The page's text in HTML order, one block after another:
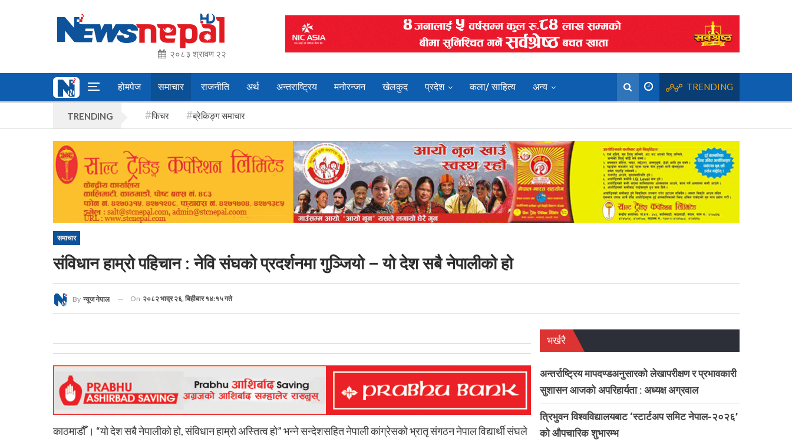
२०८३ श्रावण २२
होमपेज समाचार राजनीति अर्थ अन्तराष्ट्रिय मनोरन्जन खेलकुद प्रदेश कला/ साहित्य अन्य TRENDING
TRENDING फिचर ब्रेकिङ्ग समाचार
समाचार
संविधान हाम्रो पहिचान : नेवि संघको प्रदर्शनमा गुञ्जियो – यो देश सबै नेपालीको हो
By न्यूज नेपाल On २०८२ भाद्र २६, बिहीबार १४:१५ गते
काठमाडौँ । “यो देश सबै नेपालीको हो, संविधान हाम्रो अस्तित्व हो” भन्ने सन्देशसहित नेपाली कांग्रेसको भ्रातृ संगठन नेपाल विद्यार्थी संघले
भर्खरै
अन्तर्राष्ट्रिय मापदण्डअनुसारको लेखापरीक्षण र प्रभावकारी
सुशासन आजको अपरिहार्यता : अध्यक्ष अग्रवाल
त्रिभुवन विश्वविद्यालयबाट ‘स्टार्टअप समिट नेपाल-२०२६’
को औपचारिक शुभारम्भ